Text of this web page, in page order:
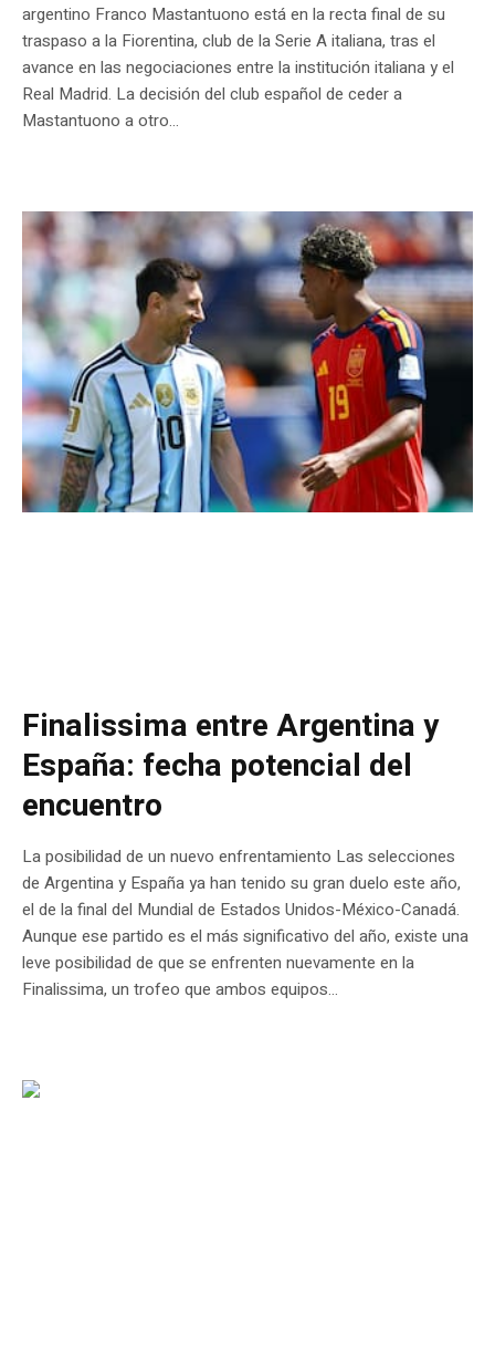
argentino Franco Mastantuono está en la recta final de su
traspaso a la Fiorentina, club de la Serie A italiana, tras el
avance en las negociaciones entre la institución italiana y el
Real Madrid. La decisión del club español de ceder a
Mastantuono a otro...
Finalissima entre Argentina y
España: fecha potencial del
encuentro
La posibilidad de un nuevo enfrentamiento Las selecciones
de Argentina y España ya han tenido su gran duelo este año,
el de la final del Mundial de Estados Unidos-México-Canadá.
Aunque ese partido es el más significativo del año, existe una
leve posibilidad de que se enfrenten nuevamente en la
Finalissima, un trofeo que ambos equipos...